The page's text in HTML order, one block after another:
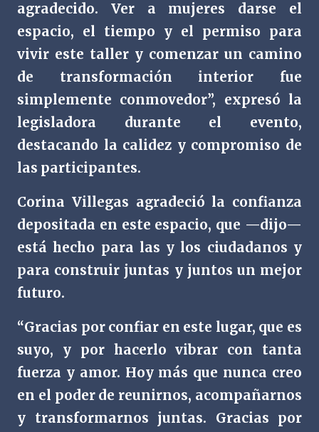
agradecido. Ver a mujeres darse el
espacio, el tiempo y el permiso para
vivir este taller y comenzar un camino
de transformación interior fue
simplemente conmovedor”, expresó la
legisladora durante el evento,
destacando la calidez y compromiso de
las participantes.
Corina Villegas agradeció la confianza
depositada en este espacio, que —dijo—
está hecho para las y los ciudadanos y
para construir juntas y juntos un mejor
futuro.
“Gracias por confiar en este lugar, que es
suyo, y por hacerlo vibrar con tanta
fuerza y amor. Hoy más que nunca creo
en el poder de reunirnos, acompañarnos
y transformarnos juntas. Gracias por